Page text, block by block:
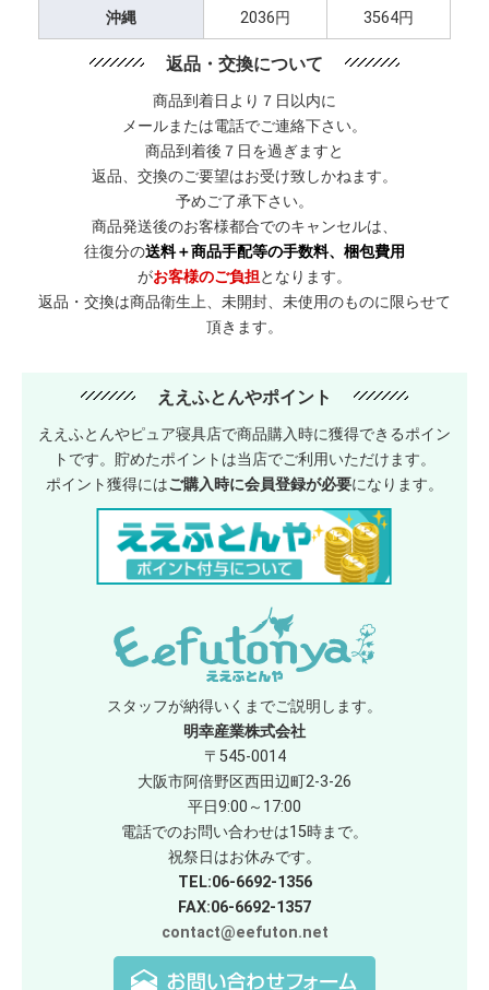
沖縄 2036円 3564円
返品・交換について
商品到着日より７日以内に
メールまたは電話でご連絡下さい。
商品到着後７日を過ぎますと
返品、交換のご要望はお受け致しかねます。
予めご了承下さい。
商品発送後のお客様都合でのキャンセルは、
往復分の送料＋商品手配等の手数料、梱包費用
がお客様のご負担となります。
返品・交換は商品衛生上、未開封、未使用のものに限らせて
頂きます。
ええふとんやポイント
ええふとんやピュア寝具店で商品購入時に獲得できるポイン
トです。貯めたポイントは当店でご利用いただけます。
ポイント獲得にはご購入時に会員登録が必要になります。
スタッフが納得いくまでご説明します。
明幸産業株式会社
〒545-0014
大阪市阿倍野区西田辺町2-3-26
平日9:00～17:00
電話でのお問い合わせは15時まで。
祝祭日はお休みです。
TEL:06-6692-1356
FAX:06-6692-1357
contact@eefuton.net